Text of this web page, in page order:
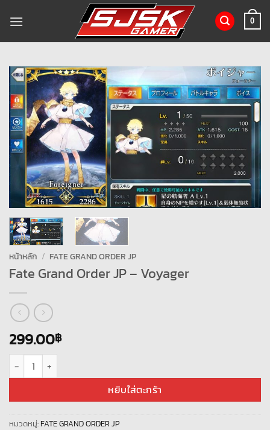
0
หน้าหลัก / FATE GRAND ORDER JP
Fate Grand Order JP – Voyager
299.00฿
จำนวน Fate Grand Order JP - Voyager ชิ้น
หยิบใส่ตะกร้า
หมวดหมู่: FATE GRAND ORDER JP